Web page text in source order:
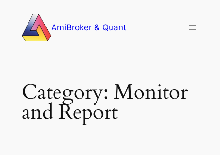
content
AmiBroker & Quant
Category: Monitor
and Report